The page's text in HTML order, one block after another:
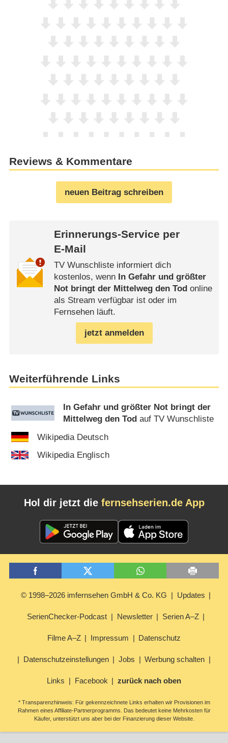
Reviews & Kommentare
neuen Beitrag schreiben
Erinnerungs-Service per
E-Mail
TV Wunschliste informiert dich
kostenlos, wenn In Gefahr und größter
Not bringt der Mittelweg den Todonline
als Stream verfügbar ist oder im
Fernsehen läuft.
jetzt anmelden
Weiterführende Links
In Gefahr und größter Not bringt der
Mittelweg den Tod auf TV Wunschliste
Wikipedia Deutsch
Wikipedia Englisch
Hol dir jetzt die fernsehserien.de App
© 1998–2026 imfernsehen GmbH & Co. KG Updates
SerienChecker-Podcast Newsletter Serien A–Z
Filme A–Z Impressum Datenschutz
Datenschutzeinstellungen Jobs Werbung schalten
Links Facebook zurück nach oben
* Transparenzhinweis: Für gekennzeichnete Links erhalten wir Provisionen im
Rahmen eines Affiliate-Partnerprogramms. Das bedeutet keine Mehrkosten für
Käufer, unterstützt uns aber bei der Finanzierung dieser Website.